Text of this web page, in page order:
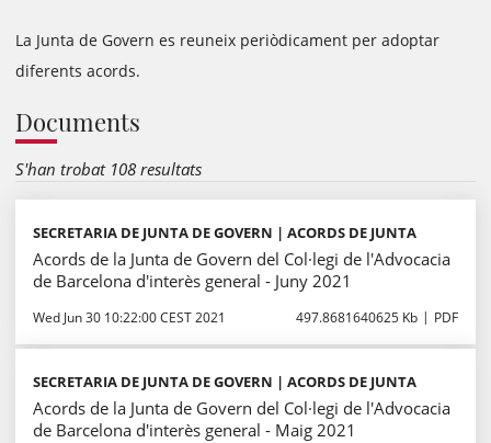
La Junta de Govern es reuneix periòdicament per adoptar
diferents acords.
Documents
S'han trobat 108 resultats
SECRETARIA DE JUNTA DE GOVERN | ACORDS DE JUNTA
Acords de la Junta de Govern del Col·legi de l'Advocacia
de Barcelona d'interès general - Juny 2021
Wed Jun 30 10:22:00 CEST 2021 497.8681640625 Kb PDF
SECRETARIA DE JUNTA DE GOVERN | ACORDS DE JUNTA
Acords de la Junta de Govern del Col·legi de l'Advocacia
de Barcelona d'interès general - Maig 2021